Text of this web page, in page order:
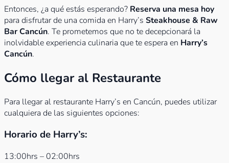
Entonces, ¿a qué estás esperando? Reserva una mesa hoy
para disfrutar de una comida en Harry’s Steakhouse & Raw
Bar Cancún. Te prometemos que no te decepcionará la
inolvidable experiencia culinaria que te espera en Harry’s
Cancún.
Cómo llegar al Restaurante
Para llegar al restaurante Harry’s en Cancún, puedes utilizar
cualquiera de las siguientes opciones:
Horario de Harry’s:
13:00hrs – 02:00hrs